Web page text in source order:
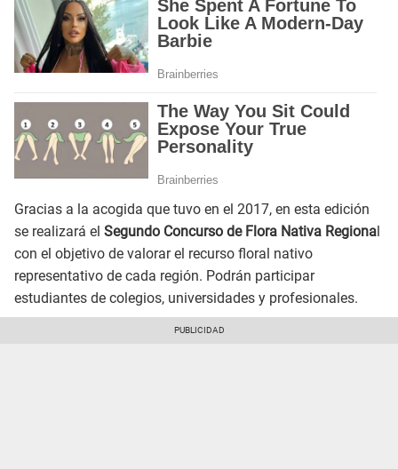
Gracias a la acogida que tuvo en el 2017, en esta edición
se realizará el Segundo Concurso de Flora Nativa Regiona
con el objetivo de valorar el recurso floral nativo
representativo de cada región. Podrán participar
estudiantes de colegios, universidades y profesionales.